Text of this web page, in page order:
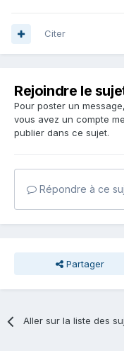
Citer
Rejoindre le
Pour poster un
vous avez un compte
publier dans ce sujet.
Répondre à ce
Partager
Aller sur la liste des